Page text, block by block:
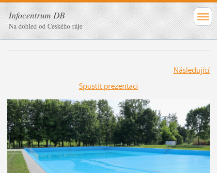
Infocentrum DB
Na dohled od Českého ráje
Následující
Spustit prezentaci